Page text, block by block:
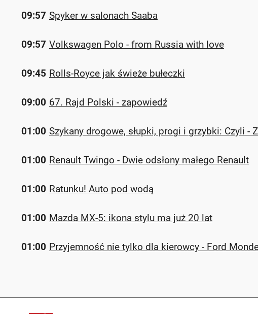
09:57 Spyker w salonach Saaba
09:57 Volkswagen Polo - from Russia with love
09:45 Rolls-Royce jak świeże bułeczki
09:00 67. Rajd Polski - zapowiedź
01:00 Szykany drogowe, słupki, progi i grzybki: Czyli -
01:00 Renault Twingo - Dwie odsłony małego Renault
01:00 Ratunku! Auto pod wodą
01:00 Mazda MX-5: ikona stylu ma już 20 lat
01:00 Przyjemność nie tylko dla kierowcy - Ford